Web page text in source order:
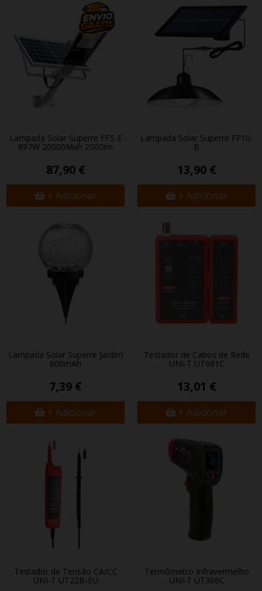
Lampada Solar Superfire FF5-E
897W 20000Mah 2000lm
87,90 €
+ Adicionar
Lampada Solar Superfire FF10-
B
13,90 €
+ Adicionar
Lampada Solar Superfire Jardim
600mAh
7,39 €
+ Adicionar
Testador de Cabos de Rede
UNI-T UT681C
13,01 €
+ Adicionar
Testador de Tensão CA/CC
UNI-T UT22B-EU
Termômetro Infravermelho
UNI-T UT306C